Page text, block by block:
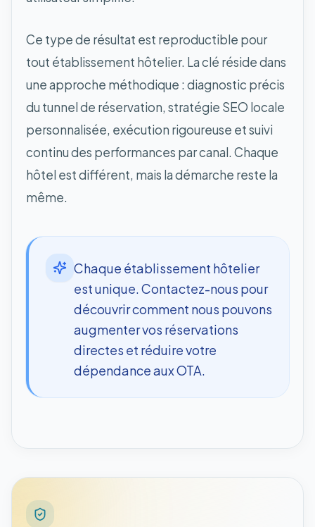
Ce type de résultat est reproductible pour
tout établissement hôtelier. La clé réside dans
une approche méthodique : diagnostic précis
du tunnel de réservation, stratégie SEO locale
personnalisée, exécution rigoureuse et suivi
continu des performances par canal. Chaque
hôtel est différent, mais la démarche reste la
même.
Chaque établissement hôtelier
est unique. Contactez-nous pour
découvrir comment nous pouvons
augmenter vos réservations
directes et réduire votre
dépendance aux OTA.